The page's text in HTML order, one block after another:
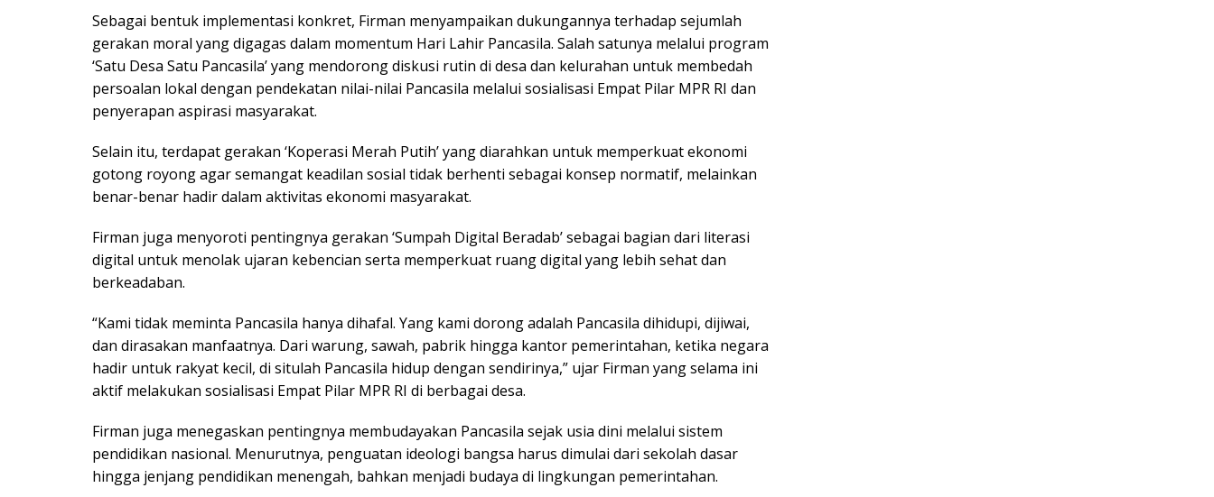
Sebagai bentuk implementasi konkret, Firman menyampaikan dukungannya terhadap sejumlah
gerakan moral yang digagas dalam momentum Hari Lahir Pancasila. Salah satunya melalui program
‘Satu Desa Satu Pancasila’ yang mendorong diskusi rutin di desa dan kelurahan untuk membedah
persoalan lokal dengan pendekatan nilai-nilai Pancasila melalui sosialisasi Empat Pilar MPR RI dan
penyerapan aspirasi masyarakat.
Selain itu, terdapat gerakan ‘Koperasi Merah Putih’ yang diarahkan untuk memperkuat ekonomi
gotong royong agar semangat keadilan sosial tidak berhenti sebagai konsep normatif, melainkan
benar-benar hadir dalam aktivitas ekonomi masyarakat.
Firman juga menyoroti pentingnya gerakan ‘Sumpah Digital Beradab’ sebagai bagian dari literasi
digital untuk menolak ujaran kebencian serta memperkuat ruang digital yang lebih sehat dan
berkeadaban.
“Kami tidak meminta Pancasila hanya dihafal. Yang kami dorong adalah Pancasila dihidupi, dijiwai,
dan dirasakan manfaatnya. Dari warung, sawah, pabrik hingga kantor pemerintahan, ketika negara
hadir untuk rakyat kecil, di situlah Pancasila hidup dengan sendirinya,” ujar Firman yang selama ini
aktif melakukan sosialisasi Empat Pilar MPR RI di berbagai desa.
Firman juga menegaskan pentingnya membudayakan Pancasila sejak usia dini melalui sistem
pendidikan nasional. Menurutnya, penguatan ideologi bangsa harus dimulai dari sekolah dasar
hingga jenjang pendidikan menengah, bahkan menjadi budaya di lingkungan pemerintahan.